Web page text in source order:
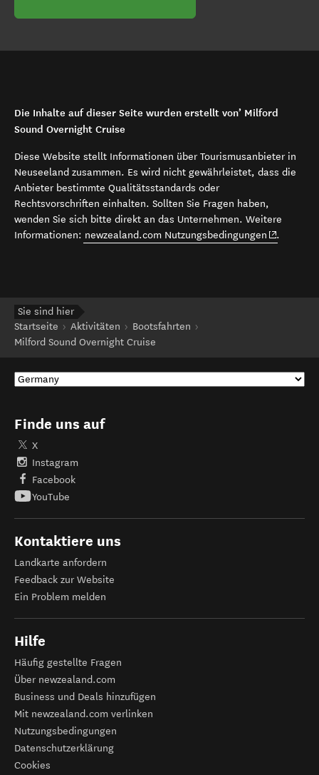
Die Inhalte auf dieser Seite wurden erstellt von’ Milford
Sound Overnight Cruise
Diese Website stellt Informationen über Tourismusanbieter in
Neuseeland zusammen. Es wird nicht gewährleistet, dass die
Anbieter bestimmte Qualitätsstandards oder
Rechtsvorschriften einhalten. Sollten Sie Fragen haben,
wenden Sie sich bitte direkt an das Unternehmen. Weitere
Informationen: newzealand.com Nutzungsbedingungen (opens in
.
Sie sind hier
Startseite
Aktivitäten
Bootsfahrten
Milford Sound Overnight Cruise
Finde uns auf
X
Instagram
Facebook
YouTube
Kontaktiere uns
Landkarte anfordern
Feedback zur Website
Ein Problem melden
Hilfe
Häufig gestellte Fragen
Über newzealand.com
Business und Deals hinzufügen
Mit newzealand.com verlinken
Nutzungsbedingungen
Datenschutzerklärung
Cookies